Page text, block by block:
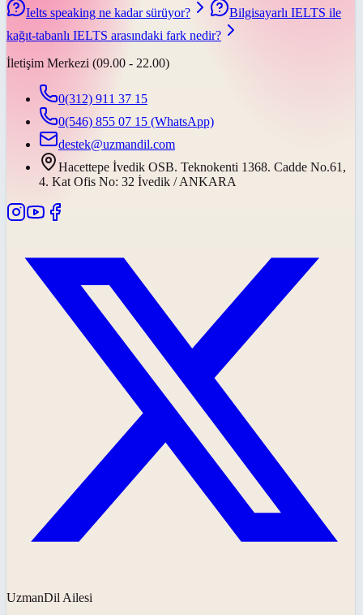
Ielts speaking ne kadar sürüyor?
Bilgisayarlı IELTS ile
kağıt-tabanlı IELTS arasındaki fark nedir?
İletişim Merkezi (09.00 - 22.00)
0(312) 911 37 15
0(546) 855 07 15 (WhatsApp)
destek@uzmandil.com
Hacettepe İvedik OSB. Teknokenti 1368. Cadde No.61,
4. Kat Ofis No: 32 İvedik / ANKARA
UzmanDil Ailesi